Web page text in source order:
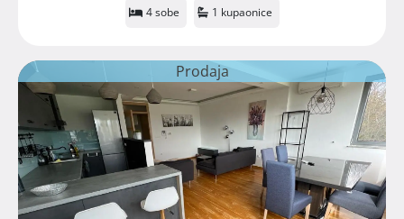
4 sobe 1 kupaonice
Prodaja